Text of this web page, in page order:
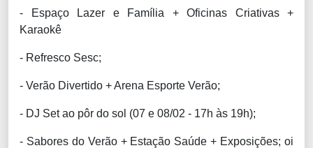
- Espaço Lazer e Família + Oficinas Criativas +
Karaokê
- Refresco Sesc;
- Verão Divertido + Arena Esporte Verão;
- DJ Set ao pôr do sol (07 e 08/02 - 17h às 19h);
- Sabores do Verão + Estação Saúde + Exposições; oi